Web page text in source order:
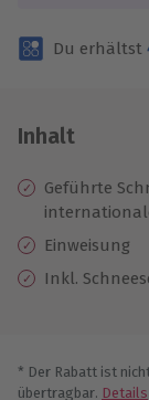
Du erhältst
Inhalt
Geführte
Einweisung
Inkl.
* Der Rabatt ist
übertragbar. Details